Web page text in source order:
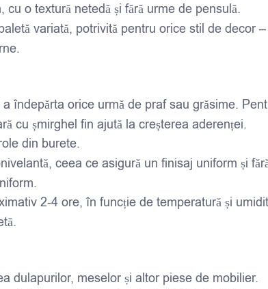
o textură netedă și fără urme de pensulă.
variată, potrivită pentru orice stil de decor
îndepărta orice urmă de praf sau grăsime.
cu șmirghel fin ajută la creșterea aderenței.
din burete.
ceea ce asigură un finisaj uniform și
2-4 ore, în funcție de temperatură și
dulapurilor, meselor și altor piese de mobilier.